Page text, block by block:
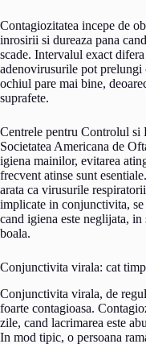
Contagiozitatea incepe de
inrosirii si dureaza pana
scade. Intervalul exact
adenovirusurile pot prelungi
ochiul pare mai bine,
suprafete.
Centrele pentru Controlul
Societatea Americana de
igiena mainilor, evitarea
frecvent atinse sunt
arata ca virusurile
implicate in conjunctivita,
cand igiena este neglijata,
boala.
Conjunctivita virala: cat
Conjunctivita virala, de
foarte contagioasa.
zile, cand lacrimarea este
In mod tipic, o persoana